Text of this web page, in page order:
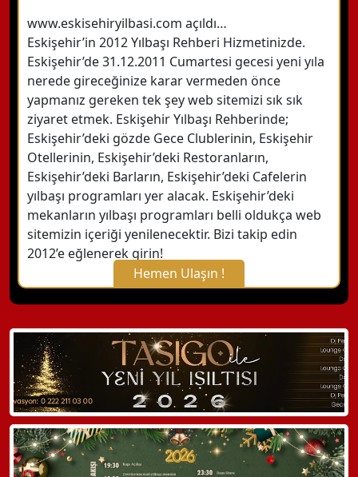
www.eskisehiryilbasi.com açıldı…
Eskişehir’in 2012 Yılbaşı Rehberi Hizmetinizde.
Eskişehir’de 31.12.2011 Cumartesi gecesi yeni yıla
nerede gireceğinize karar vermeden önce
yapmanız gereken tek şey web sitemizi sık sık
ziyaret etmek. Eskişehir Yılbaşı Rehberinde;
Eskişehir’deki gözde Gece Clublerinin, Eskişehir
Otellerinin, Eskişehir’deki Restoranların,
Eskişehir’deki Barların, Eskişehir’deki Cafelerin
yılbaşı programları yer alacak. Eskişehir’deki
mekanların yılbaşı programları belli oldukça web
sitemizin içeriği yenilenecektir. Bizi takip edin
2012’e eğlenerek girin!
Hemen Ulaşın !
X Kapat
WhatsApp ile Bilgi Alın
Hemen Arayın
Detaylı Bilgi Alın